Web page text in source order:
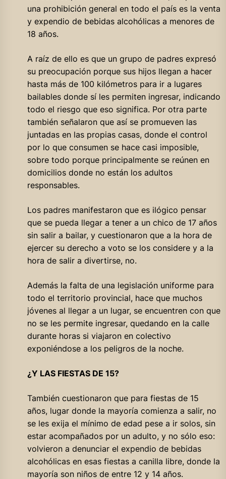
una prohibición general en todo el país es la venta
y expendio de bebidas alcohólicas a menores de
18 años.
A raíz de ello es que un grupo de padres expresó
su preocupación porque sus hijos llegan a hacer
hasta más de 100 kilómetros para ir a lugares
bailables donde sí les permiten ingresar, indicando
todo el riesgo que eso significa. Por otra parte
también señalaron que así se promueven las
juntadas en las propias casas, donde el control
por lo que consumen se hace casi imposible,
sobre todo porque principalmente se reúnen en
domicilios donde no están los adultos
responsables.
Los padres manifestaron que es ilógico pensar
que se pueda llegar a tener a un chico de 17 años
sin salir a bailar, y cuestionaron que a la hora de
ejercer su derecho a voto se los considere y a la
hora de salir a divertirse, no.
Además la falta de una legislación uniforme para
todo el territorio provincial, hace que muchos
jóvenes al llegar a un lugar, se encuentren con que
no se les permite ingresar, quedando en la calle
durante horas si viajaron en colectivo
exponiéndose a los peligros de la noche.
¿Y LAS FIESTAS DE 15?
También cuestionaron que para fiestas de 15
años, lugar donde la mayoría comienza a salir, no
se les exija el mínimo de edad pese a ir solos, sin
estar acompañados por un adulto, y no sólo eso:
volvieron a denunciar el expendio de bebidas
alcohólicas en esas fiestas a canilla libre, donde la
mayoría son niños de entre 12 y 14 años.